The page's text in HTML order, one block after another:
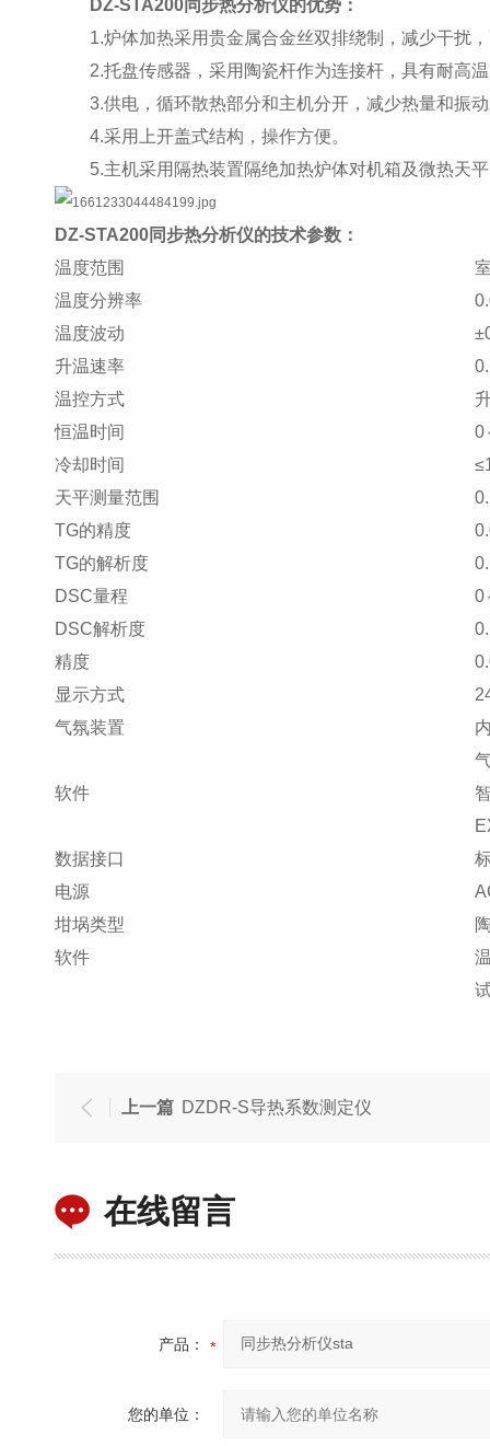
DZ-STA200同步热分析仪的优势：
1.炉体加热采用贵金属合金丝双排绕制，减少干扰，
2.托盘传感器，采用陶瓷杆作为连接杆，具有耐高温
3.供电，循环散热部分和主机分开，减少热量和振动
4.采用上开盖式结构，操作方便。
5.主机采用隔热装置隔绝加热炉体对机箱及微热天平
DZ-STA200同步热分析仪的技术参数：
温度范围
温度分辨率
温度波动
升温速率
温控方式
恒温时间
0
冷却时间
天平测量范围
TG的精度
TG的解析度
DSC量程
0
DSC解析度
精度
显示方式
气氛装置
软件
数据接口
电源
坩埚类型
软件
上一篇 DZDR-S导热系数测定仪
在线留言
产品：
您的单位：